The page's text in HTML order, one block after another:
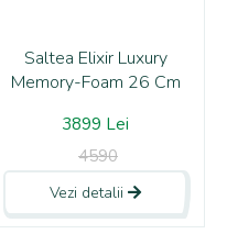
Saltea Elixir Luxury
Memory-Foam 26 Cm
3899 Lei
4590
Vezi detalii